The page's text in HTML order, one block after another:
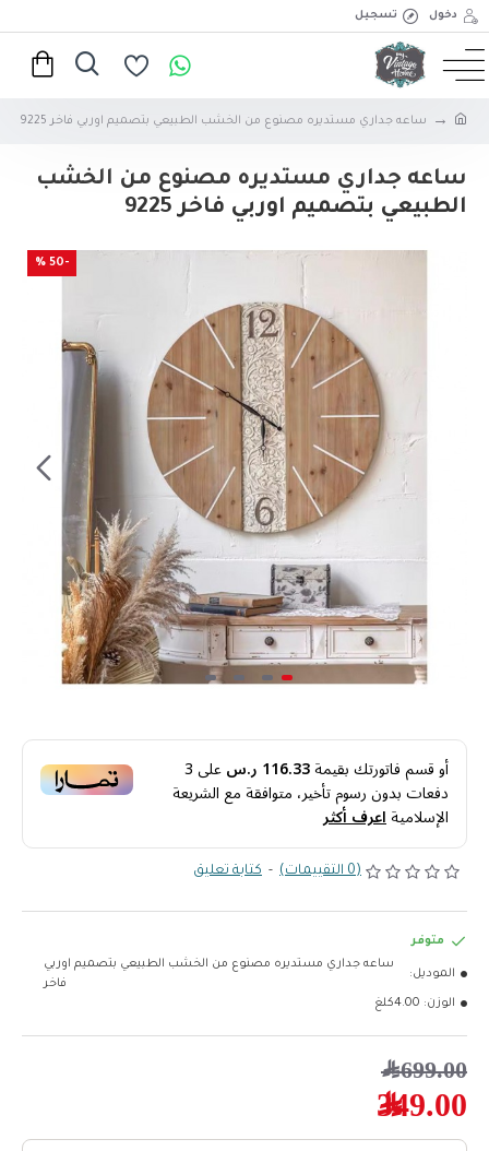
دخول تسجيل
ساعه جداري مستديره مصنوع من الخشب الطبيعي بتصميم اوربي فاخر 9225
ساعه جداري مستديره مصنوع من الخشب
الطبيعي بتصميم اوربي فاخر 9225
-50 %
أو قسم فاتورتك بقيمة116.33 ر.س على3
دفعات بدون رسوم تأخير، متوافقة مع الشريعة
الإسلاميةاعرف أكثر
(0 التقييمات) - كتابة تعليق
349.00﷼
699.00﷼
متوفر
الموديل:
ساعه جداري مستديره مصنوع من الخشب الطبيعي بتصميم اوربي
فاخر
الوزن: 4.00كلغ